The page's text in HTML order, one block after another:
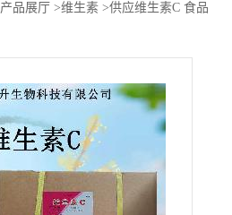
产品展厅 >维生素 >供应维生素C 食品